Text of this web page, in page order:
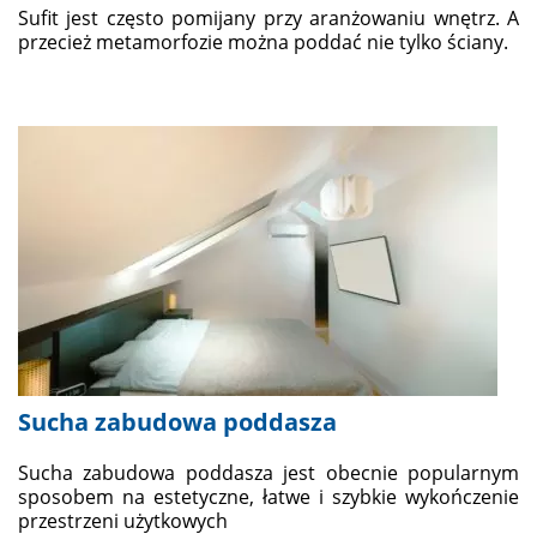
Sufit jest często pomijany przy aranżowaniu wnętrz. A
przecież metamorfozie można poddać nie tylko ściany.
Sucha zabudowa poddasza
Sucha zabudowa poddasza jest obecnie popularnym
sposobem na estetyczne, łatwe i szybkie wykończenie
przestrzeni użytkowych